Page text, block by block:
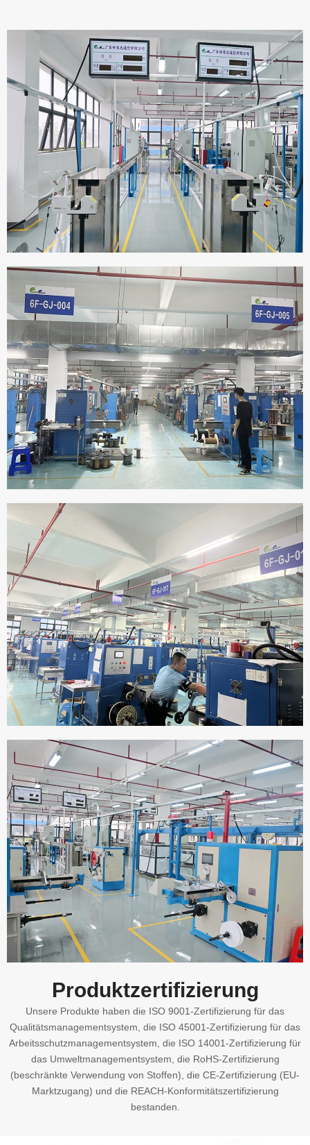
Produktzertifizierung
Unsere Produkte haben die ISO 9001-Zertifizierung für das
Qualitätsmanagementsystem, die ISO 45001-Zertifizierung für das
Arbeitsschutzmanagementsystem, die ISO 14001-Zertifizierung für
das Umweltmanagementsystem, die RoHS-Zertifizierung
(beschränkte Verwendung von Stoffen), die CE-Zertifizierung (EU-
Marktzugang) und die REACH-Konformitätszertifizierung
bestanden.